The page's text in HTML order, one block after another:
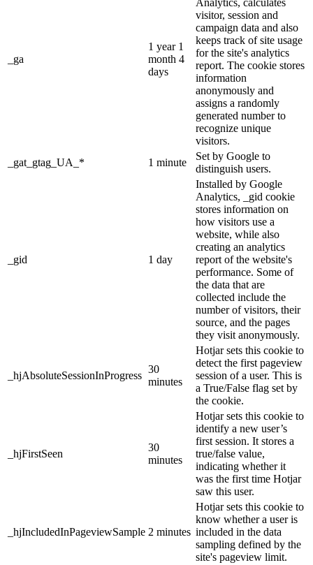
_ga
1 year 1
month 4
days
visitor, session and
campaign data and also
keeps track of site usage
for the site's analytics
report. The cookie stores
information
anonymously and
assigns a randomly
generated number to
recognize unique
visitors.
_gat_gtag_UA_*
1 minute
Set by Google to
distinguish users.
_gid 1 day
Installed by Google
Analytics, _gid cookie
stores information on
how visitors use a
website, while also
creating an analytics
report of the website's
performance. Some of
the data that are
collected include the
number of visitors, their
source, and the pages
they visit anonymously.
_hjAbsoluteSessionInProgress
30
minutes
Hotjar sets this cookie to
detect the first pageview
session of a user. This is
a True/False flag set by
the cookie.
_hjFirstSeen
30
minutes
Hotjar sets this cookie to
identify a new user’s
first session. It stores a
true/false value,
indicating whether it
was the first time Hotjar
saw this user.
_hjIncludedInPageviewSample 2 minutes
Hotjar sets this cookie to
know whether a user is
included in the data
sampling defined by the
site's pageview limit.